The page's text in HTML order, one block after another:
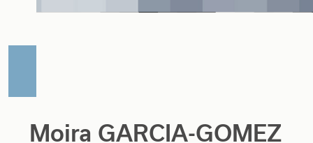
Moira GARCIA-GOMEZ